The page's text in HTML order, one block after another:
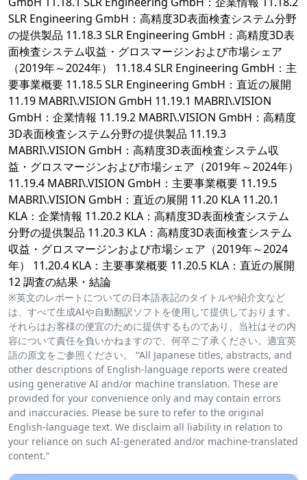
SLR Engineering GmbH：高精度3D表面検査システム分野
の提供製品 11.18.3 SLR Engineering GmbH：高精度3D表
面検査システム収益・グロスマージンおよび市場シェア
（2019年～2024年） 11.18.4 SLR Engineering GmbH：主
要事業概要 11.18.5 SLR Engineering GmbH：直近の展開
11.19 MABRI\.VISION GmbH 11.19.1 MABRI\.VISION
GmbH：企業情報 11.19.2 MABRI\.VISION GmbH：高精度
3D表面検査システム分野の提供製品 11.19.3
MABRI\.VISION GmbH：高精度3D表面検査システム収
益・グロスマージンおよび市場シェア（2019年～2024年）
11.19.4 MABRI\.VISION GmbH：主要事業概要 11.19.5
MABRI\.VISION GmbH：直近の展開 11.20 KLA 11.20.1
KLA：企業情報 11.20.2 KLA：高精度3D表面検査システム
分野の提供製品 11.20.3 KLA：高精度3D表面検査システム
収益・グロスマージンおよび市場シェア（2019年～2024
年） 11.20.4 KLA：主要事業概要 11.20.5 KLA：直近の展開
12 調査の結果・結論
※英文のレポートについての日本語表記のタイトルや紹介文など
は、すべて生成AIや自動翻訳ソフトを使用して提供しております。
それらはお客様の便宜のために提供するものであり、当社はその内
容について責任を負いかねますので、何卒ご了承ください。適宜英
語の原文をご参照ください。 “All Japanese titles, abstracts, and
other descriptions of English-language reports were created
using generative AI and/or machine translation. These are
provided for your convenience only and may contain errors
and inaccuracies. Please be sure to refer to the original
English-language text. We disclaim all liability in relation to
your reliance on such AI-generated and/or machine-translated
content.”